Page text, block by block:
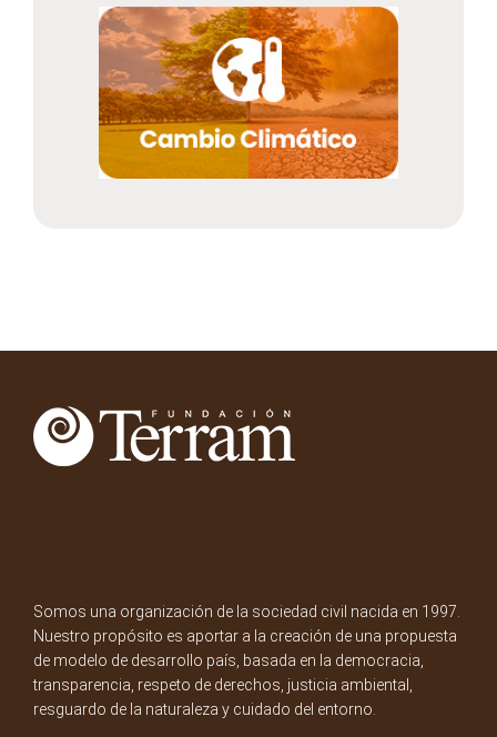
Somos una organización de la sociedad civil nacida en 1997.
Nuestro propósito es aportar a la creación de una propuesta
de modelo de desarrollo país, basada en la democracia,
transparencia, respeto de derechos, justicia ambiental,
resguardo de la naturaleza y cuidado del entorno.